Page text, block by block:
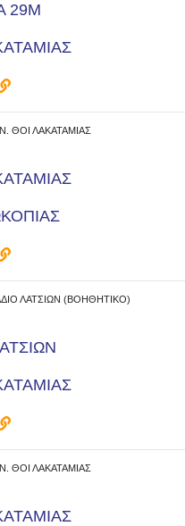
29Μ
ΘΟΙ ΛΑΚΑΤΑΜΙΑΣ
ΛΑΤΣΙΩΝ (ΒΟΗΘΗΤΙΚΟ)
ΘΟΙ ΛΑΚΑΤΑΜΙΑΣ